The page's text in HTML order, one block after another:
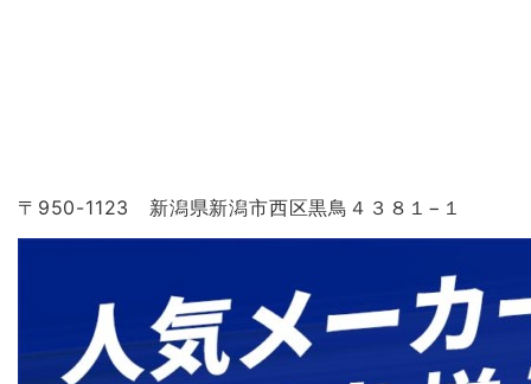
〒950-1123 新潟県新潟市西区黒鳥４３８１−１